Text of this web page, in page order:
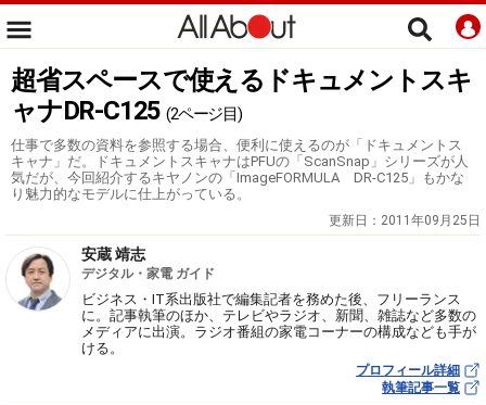
超省スペースで使えるドキュメントスキ
ャナDR-C125 (2ページ目)
仕事で多数の資料を参照する場合、便利に使えるのが「ドキュメントス
キャナ」だ。ドキュメントスキャナはPFUの「ScanSnap」シリーズが人
気だが、今回紹介するキヤノンの「ImageFORMULA DR-C125」もかな
り魅力的なモデルに仕上がっている。
更新日： 2011年09月25日
安蔵 靖志
デジタル・家電 ガイド
ビジネス・IT系出版社で編集記者を務めた後、フリーランス
に。記事執筆のほか、テレビやラジオ、新聞、雑誌など多数の
メディアに出演。ラジオ番組の家電コーナーの構成なども手が
ける。
プロフィール詳細
執筆記事一覧